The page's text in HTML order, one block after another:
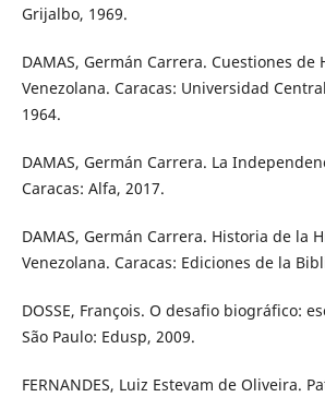
Grijalbo, 1969.
DAMAS, Germán Carrera. Cuestiones de
Venezolana. Caracas: Universidad
1964.
DAMAS, Germán Carrera. La
Caracas: Alfa, 2017.
DAMAS, Germán Carrera. Historia de la
Venezolana. Caracas: Ediciones de la
DOSSE, François. O desafio biográfico:
São Paulo: Edusp, 2009.
FERNANDES, Luiz Estevam de Oliveira.